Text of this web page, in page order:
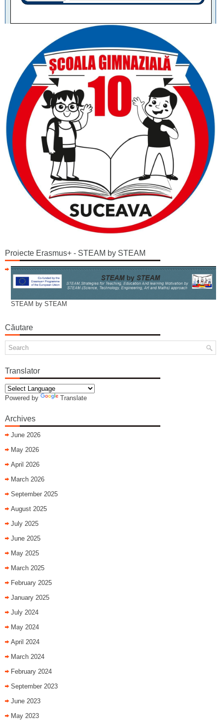
Proiecte Erasmus+ - STEAM by STEAM
STEAM by STEAM
Căutare
Translator
Powered by Translate
Archives
June 2026
May 2026
April 2026
March 2026
September 2025
August 2025
July 2025
June 2025
May 2025
March 2025
February 2025
January 2025
July 2024
May 2024
April 2024
March 2024
February 2024
September 2023
June 2023
May 2023